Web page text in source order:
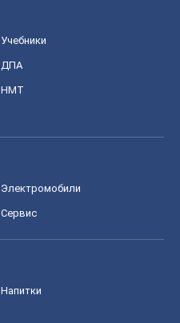
Учебники
ДПА
НМТ
Электромобили
Сервис
Напитки